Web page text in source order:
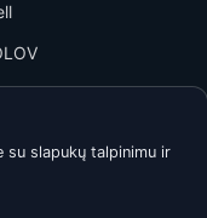
su slapukų talpinimu ir